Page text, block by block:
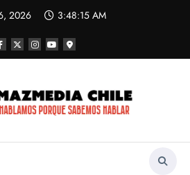
2026 3:48:15 AM